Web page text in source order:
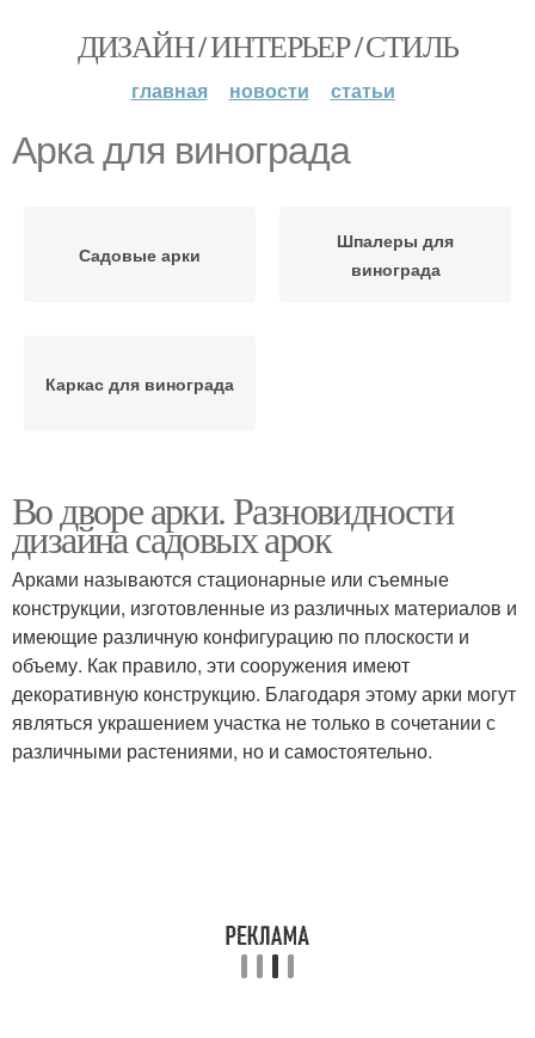
ДИЗАЙН / ИНТЕРЬЕР / СТИЛЬ
главная новости статьи
Арка для винограда
Садовые арки
Шпалеры для
винограда
Каркас для винограда
Во дворе арки. Разновидности
дизайна садовых арок
Арками называются стационарные или съемные
конструкции, изготовленные из различных материалов и
имеющие различную конфигурацию по плоскости и
объему. Как правило, эти сооружения имеют
декоративную конструкцию. Благодаря этому арки могут
являться украшением участка не только в сочетании с
различными растениями, но и самостоятельно.